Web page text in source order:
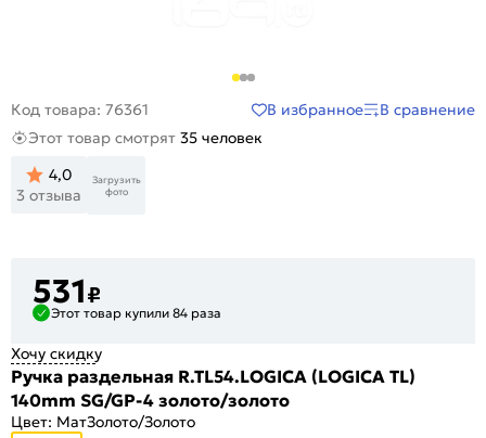
Код товара: 76361 В избранное
В сравнение
Этот товар смотрят 35 человек
4,0
3 отзыва
Загрузить
фото
531₽
Этот товар купили 84 раза
Хочу скидку
Ручка раздельная R.TL54.LOGICA (LOGICA TL)
140mm SG/GP-4 золото/золото
Цвет: МатЗолото/Золото